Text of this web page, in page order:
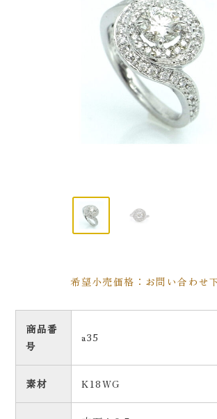
希望小売価格：お問い合わせ
商品番
号
a35
素材 K18WG